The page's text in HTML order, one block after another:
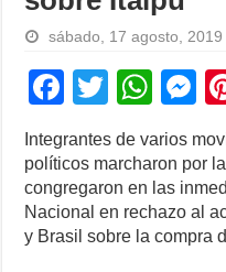
sábado, 17 agosto, 2019
F
c
e
b
T
wi
tt
er
W
h
at
s
A
M
e
n
Integrantes de varios
políticos marcharon por
congregaron en las
Nacional en rechazo al
y Brasil sobre la compra